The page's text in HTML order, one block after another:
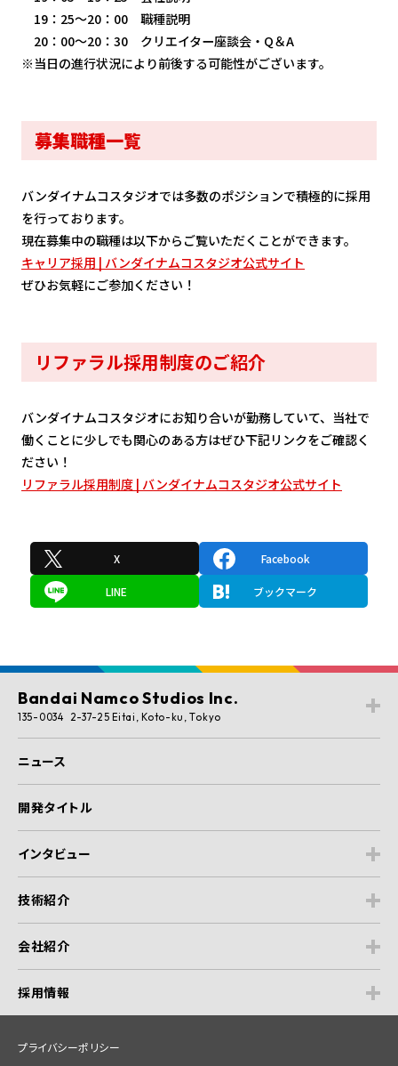
19：25～20：00 職種説明
20：00～20：30 クリエイター座談会・Q＆A
※当日の進行状況により前後する可能性がございます。
募集職種一覧
バンダイナムコスタジオでは多数のポジションで積極的に採用
を行っております。
現在募集中の職種は以下からご覧いただくことができます。
キャリア採用 | バンダイナムコスタジオ公式サイト
ぜひお気軽にご参加ください！
リファラル採用制度のご紹介
バンダイナムコスタジオにお知り合いが勤務していて、当社で
働くことに少しでも関心のある方はぜひ下記リンクをご確認く
ださい！
リファラル採用制度 | バンダイナムコスタジオ公式サイト
X Facebook
LINE ブックマーク
Bandai Namco Studios Inc.
135-0034 2-37-25 Eitai, Koto-ku, Tokyo
ニュース
開発タイトル
インタビュー
技術紹介
会社紹介
採用情報
プライバシーポリシー